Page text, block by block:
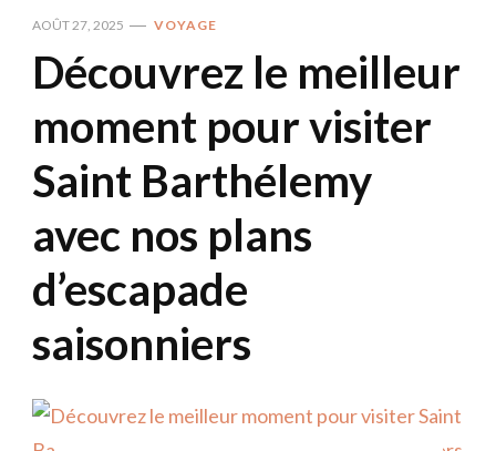
AOÛT 27, 2025 VOYAGE
Découvrez le meilleur
moment pour visiter
Saint Barthélemy
avec nos plans
d’escapade
saisonniers